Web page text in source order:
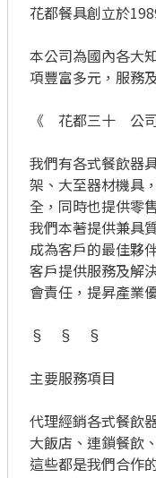
花都餐具創立於
本公司為國內各大
項豐富多元，服務
《　花都三十　公
我們有各式餐飲器
架、大至器材機具
全，同時也提供零
我們本著提供兼具
成為客戶的最佳夥
客戶提供服務及解
會責任，提昇產業
§　§　§
主要服務項目
代理經銷各式餐飲
大飯店、連鎖餐飲
這些都是我們合作